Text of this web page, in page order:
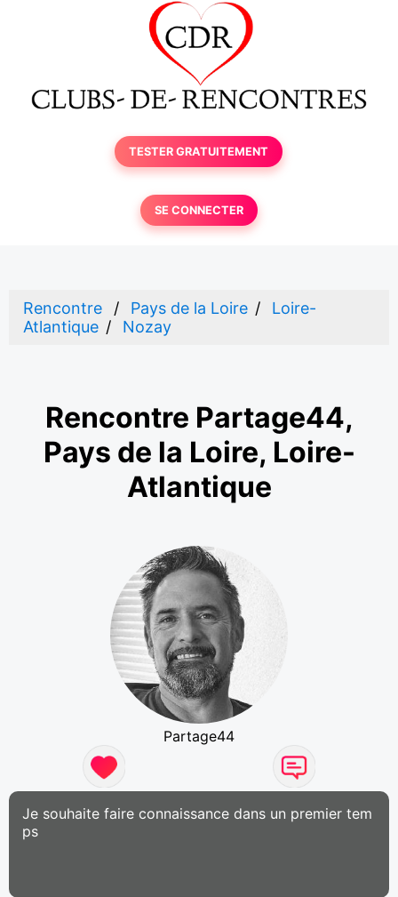
TESTER GRATUITEMENT
SE CONNECTER
Rencontre Pays de la Loire
Loire-
Atlantique
Nozay
Rencontre Partage44,
Pays de la Loire, Loire-
Atlantique
Partage44
Je souhaite faire connaissance dans un premier tem
ps